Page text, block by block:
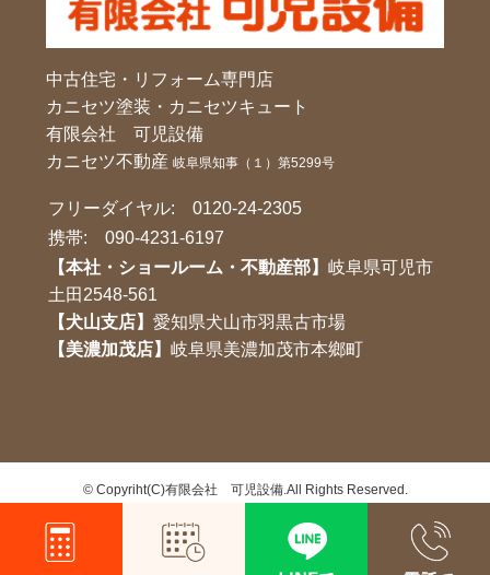
中古住宅・リフォーム専門店
カニセツ塗装・カニセツキュート
有限会社 可児設備
カニセツ不動産岐阜県知事（１）第5299号
フリーダイヤル:0120-24-2305
携帯:090-4231-6197
【本社・ショールーム・不動産部】岐阜県可児市
土田2548-561
【犬山支店】愛知県犬山市羽黒古市場
【美濃加茂店】岐阜県美濃加茂市本鄉町
©Copyriht(C)有限会社 可児設備.All Rights Reserved.